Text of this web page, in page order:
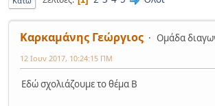
Καρκαμάνης Γεώργιος Ομάδα
12 Ιουν 2017, 10:24:15 ΠΜ
Εδώ σχολιάζουμε το θέμα Β